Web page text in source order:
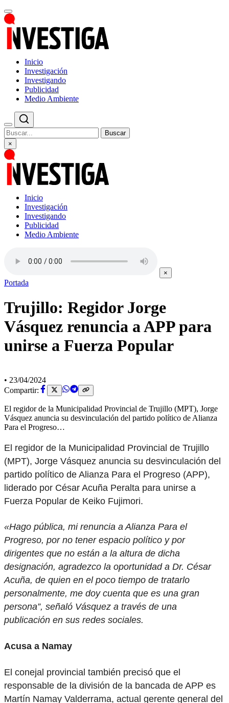
Inicio
Investigación
Investigando
Publicidad
Medio Ambiente
Buscar
×
Inicio
Investigación
Investigando
Publicidad
Medio Ambiente
×
Portada
Trujillo: Regidor Jorge
Vásquez renuncia a APP para
unirse a Fuerza Popular
• 23/04/2024
Compartir:
El regidor de la Municipalidad Provincial de Trujillo (MPT), Jorge
Vásquez anuncia su desvinculación del partido político de Alianza
Para el Progreso…
El regidor de la Municipalidad Provincial de Trujillo
(MPT), Jorge Vásquez anuncia su desvinculación del
partido político de Alianza Para el Progreso (APP),
liderado por César Acuña Peralta para unirse a
Fuerza Popular de Keiko Fujimori.
«Hago pública, mi renuncia a Alianza Para el
Progreso, por no tener espacio político y por
dirigentes que no están a la altura de dicha
designación, agradezco la oportunidad a Dr. César
Acuña, de quien en el poco tiempo de tratarlo
personalmente, me doy cuenta que es una gran
persona”, señaló Vásquez a través de una
publicación en sus redes sociales.
Acusa a Namay
El conejal provincial también precisó que el
responsable de la división de la bancada de APP es
Martín Namay Valderrama, actual gerente general del